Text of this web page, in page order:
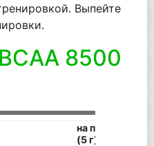
Выпейте
8500
на порцию
(5 г)